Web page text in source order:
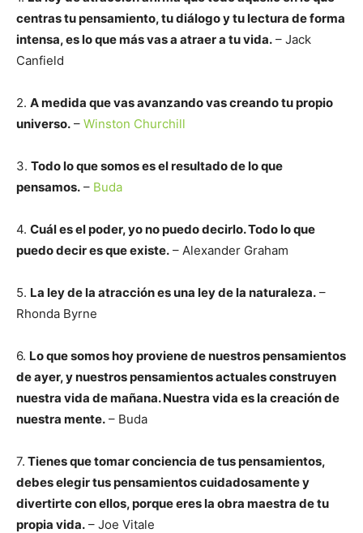
centras tu pensamiento, tu diálogo y tu lectura de forma
intensa, es lo que más vas a atraer a tu vida. – Jack
Canfield
2. A medida que vas avanzando vas creando tu propio
universo. – Winston Churchill
3. Todo lo que somos es el resultado de lo que
pensamos. – Buda
4. Cuál es el poder, yo no puedo decirlo. Todo lo que
puedo decir es que existe. – Alexander Graham
5. La ley de la atracción es una ley de la naturaleza. –
Rhonda Byrne
6. Lo que somos hoy proviene de nuestros pensamientos
de ayer, y nuestros pensamientos actuales construyen
nuestra vida de mañana. Nuestra vida es la creación de
nuestra mente. – Buda
7. Tienes que tomar conciencia de tus pensamientos,
debes elegir tus pensamientos cuidadosamente y
divertirte con ellos, porque eres la obra maestra de tu
propia vida. – Joe Vitale